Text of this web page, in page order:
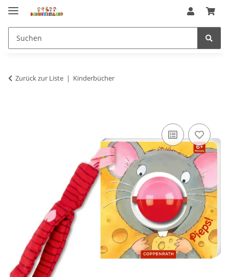
Zurück zur Liste Kinderbücher